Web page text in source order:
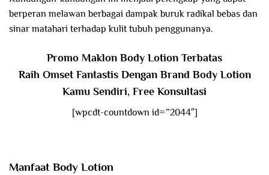
berperan melawan berbagai dampak buruk radikal bebas dan
sinar matahari terhadap kulit tubuh penggunanya.
Promo Maklon Body Lotion Terbatas
Raih Omset Fantastis Dengan Brand Body Lotion
Kamu Sendiri, Free Konsultasi
[wpcdt-countdown id=”2044″]
Manfaat Body Lotion